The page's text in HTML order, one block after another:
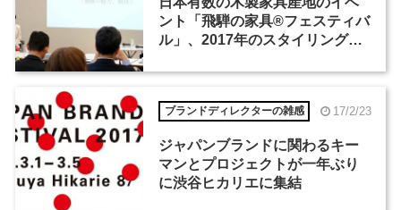
ント「飛騨の家具®フェスティバ
ル」、2017年のスタイリングテ
ブランドディレクターの雑感 17/2/23
ジャパンブランドに関わるキー
マンとプロジェクトが一年ぶり
に渋谷ヒカリエに集結